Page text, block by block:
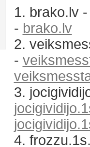
1. brako.lv
- brako.lv
2.
-
3.
4.